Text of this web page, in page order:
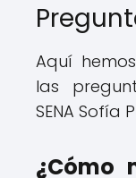
Aquí
las
SENA Sofía
¿Cómo